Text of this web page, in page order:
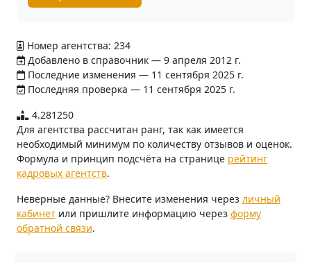
Номер агентства: 234
Добавлено в справочник — 9 апреля 2012 г.
Последние изменения — 11 сентября 2025 г.
Последняя проверка — 11 сентября 2025 г.
4.281250
Для агентства рассчитан ранг, так как имеется
необходимый минимум по количеству отзывов и оценок.
Формула и принцип подсчёта на странице рейтинг
кадровых агентств.
Неверные данные? Внесите изменения через личный
кабинет или пришлите информацию через форму
обратной связи.